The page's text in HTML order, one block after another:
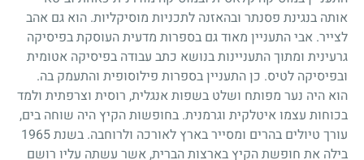
אותה בנגינת פסנתר ובהאזנה לתכניות מוסיקליות. הוא גם אהב
לצייר. אבי התעניין מאוד גם בספרות מדעית העוסקת בפיסיקה
גרעינית ומתוך התעניינות בנושא כתב עבודה בפיסיקה אטומית
ובפיסיקה לטיס. כן התעניין בספרות פילוסופית והתעמק בה.
הוא היה נער מפותח ושלט בשפות אנגלית, רוסית וצרפתית ולמד
בכוחות עצמו איטלקית וגרמנית. בחופשות הקיץ היה שוחה בים,
עורך טיולים בהרים ומסייר בארץ לאורכה ולרוחבה. בשנת1965
בילה את חופשת הקיץ בארצות הברית, אשר עשתה עליו רושם